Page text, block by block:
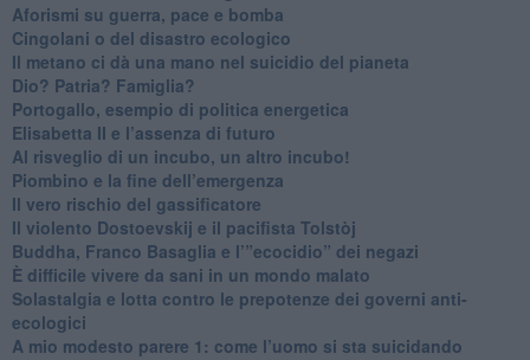
​Aforismi su guerra, pace e bomba
Cingolani o del disastro ecologico
​Il metano ci dà una mano nel suicidio del pianeta
​Dio? Patria? Famiglia?
Portogallo, esempio di politica energetica
​Elisabetta II e l’assenza di futuro
Al risveglio di un incubo, un altro incubo!
​Piombino e la fine dell’emergenza
​Il vero rischio del gassificatore
​Il violento Dostoevskij e il pacifista Tolstòj
​Buddha, Franco Basaglia e l’”ecocidio” dei negazi
​È difficile vivere da sani in un mondo malato
Solastalgia e lotta contro le prepotenze dei governi anti-
ecologici
​A mio modesto parere 1: come l’uomo si sta suicidando